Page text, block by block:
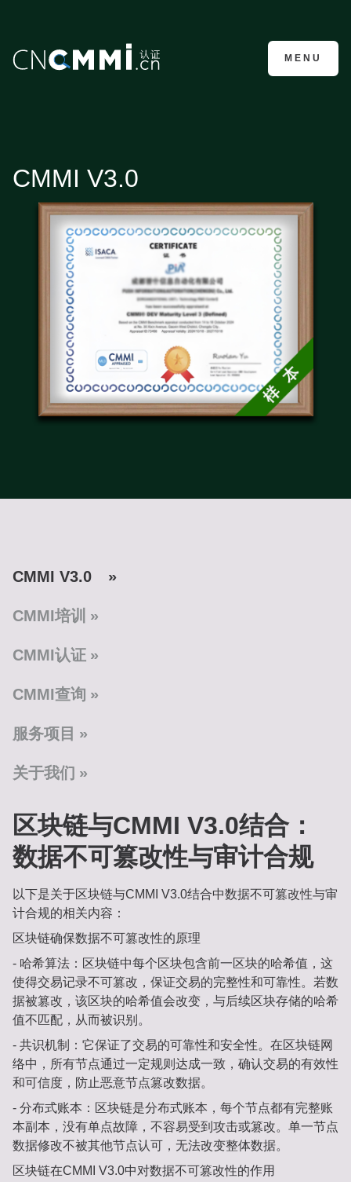
CMMI认证咨询
MENU
CMMI V3.0
CMMI V3.0
CMMI培训
CMMI认证
CMMI查询
服务项目
关于我们
区块链与CMMI V3.0结合：
数据不可篡改性与审计合规‌
以下是关于区块链与CMMI V3.0结合中数据不可篡改性与审
计合规的相关内容：
区块链确保数据不可篡改性的原理
- 哈希算法：区块链中每个区块包含前一区块的哈希值，这
使得交易记录不可篡改，保证交易的完整性和可靠性。若数
据被篡改，该区块的哈希值会改变，与后续区块存储的哈希
值不匹配，从而被识别。
- 共识机制：它保证了交易的可靠性和安全性。在区块链网
络中，所有节点通过一定规则达成一致，确认交易的有效性
和可信度，防止恶意节点篡改数据。
- 分布式账本：区块链是分布式账本，每个节点都有完整账
本副本，没有单点故障，不容易受到攻击或篡改。单一节点
数据修改不被其他节点认可，无法改变整体数据。
区块链在CMMI V3.0中对数据不可篡改性的作用